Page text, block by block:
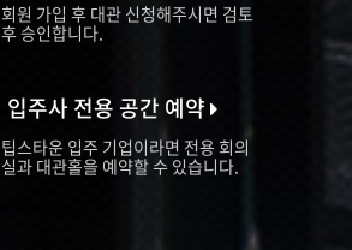
회원 가입 후 대관 신청해주시면 검토
후 승인합니다.
입주사 전용 공간 예약
팁스타운 입주 기업이라면 전용 회의
실과 대관홀을 예약할 수 있습니다.